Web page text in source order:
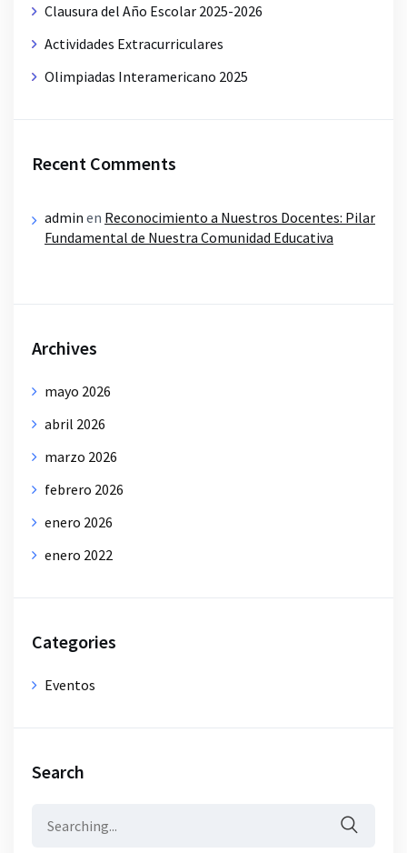
Clausura del Año Escolar 2025-2026
Actividades Extracurriculares
Olimpiadas Interamericano 2025
Recent Comments
admin en Reconocimiento a Nuestros Docentes: Pilar
Fundamental de Nuestra Comunidad Educativa
Archives
mayo 2026
abril 2026
marzo 2026
febrero 2026
enero 2026
enero 2022
Categories
Eventos
Search